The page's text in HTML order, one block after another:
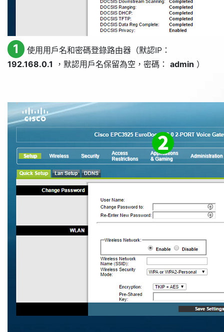
1
使用用戶名和密碼登錄路由器（默認IP：
192.168.0.1 ，默認用戶名保留為空，密碼： admin ）